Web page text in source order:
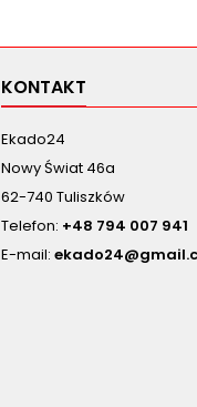
KONTAKT
Ekado24
Nowy Świat 46a
62-740 Tuliszków
Telefon: +48 794 007 941
E-mail: